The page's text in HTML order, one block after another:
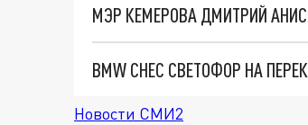
МЭР КЕМЕРОВА ДМИТРИЙ
Новости СМИ2